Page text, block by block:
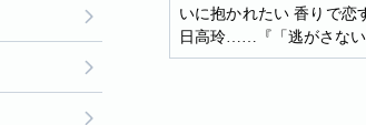
いに抱かれたい 香りで
日高玲……『「逃がさない